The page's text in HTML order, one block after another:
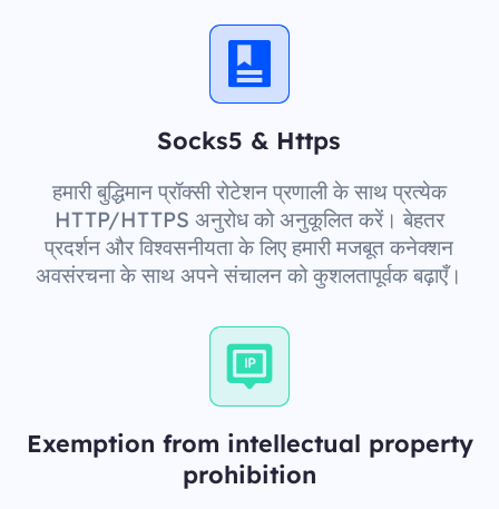
Socks5 & Https
हमारी बुद्धिमान प्रॉक्सी रोटेशन प्रणाली के साथ प्रत्येक
HTTP/HTTPS अनुरोध को अनुकूलित करें। बेहतर
प्रदर्शन और विश्वसनीयता के लिए हमारी मजबूत कनेक्शन
अवसंरचना के साथ अपने संचालन को कुशलतापूर्वक बढ़ाएँ।
Exemption from intellectual property
prohibition